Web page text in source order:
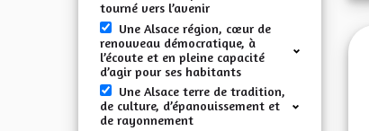
tourné vers l’avenir
Une Alsace région, cœur de
renouveau démocratique, à
l’écoute et en pleine capacité
d’agir pour ses habitants
Une Alsace terre de tradition,
de culture, d’épanouissement et
de rayonnement